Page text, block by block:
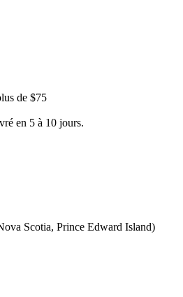
de $75
en 5 à 10 jours.
Scotia, Prince Edward Island)